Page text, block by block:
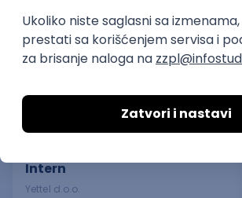
Poslovi posle studija
prakse
KICKSTART - Test and Quality
Intern
Yettel d.o.o.